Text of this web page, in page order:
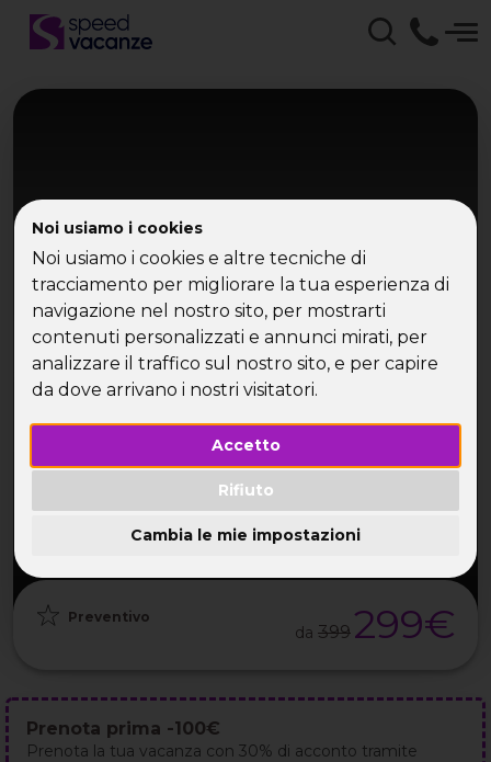
Noi usiamo i cookies
Noi usiamo i cookies e altre tecniche di
tracciamento per migliorare la tua esperienza di
navigazione nel nostro sito, per mostrarti
contenuti personalizzati e annunci mirati, per
analizzare il traffico sul nostro sito, e per capire
da dove arrivano i nostri visitatori.
Accetto
Rifiuto
Cambia le mie impostazioni
Toscana
Weekend con Delitto
30 Ott
Preventivo
da 399 299€
Prenota prima -100€
Prenota la tua vacanza con 30% di acconto tramite